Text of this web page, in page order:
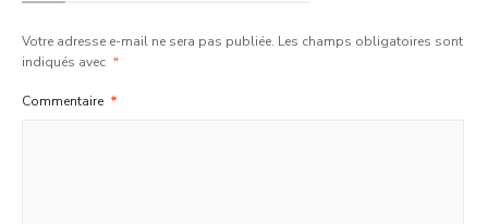
Votre adresse e-mail ne sera pas publiée. Les champs obligatoires sont
indiqués avec *
Commentaire *